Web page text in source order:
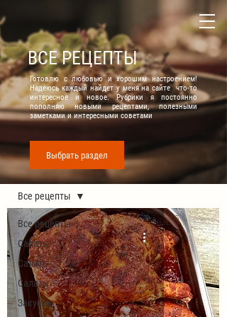
Все рецепты
Все рецепты
Салаты
Салаты
Салаты
Закуски
Все рецепты
ВСЕ РЕЦЕПТЫ
Готовлю с любовью и хорошим настроением!
Надеюсь каждый найдет у меня на сайте что-то
интересное и новое. Рубрики я постоянно
пополняю новыми рецептами, полезными
заметками и интересными советами
Выбрать раздел